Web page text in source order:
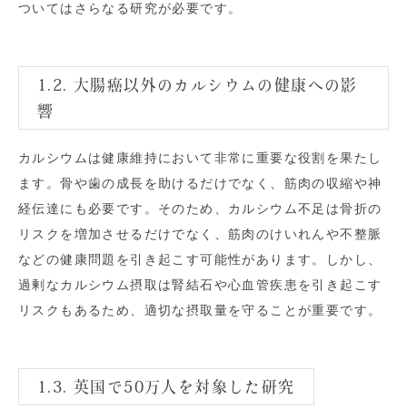
ついてはさらなる研究が必要です。
1.2. 大腸癌以外のカルシウムの健康への影
響
カルシウムは健康維持において非常に重要な役割を果たし
ます。骨や歯の成長を助けるだけでなく、筋肉の収縮や神
経伝達にも必要です。そのため、カルシウム不足は骨折の
リスクを増加させるだけでなく、筋肉のけいれんや不整脈
などの健康問題を引き起こす可能性があります。しかし、
過剰なカルシウム摂取は腎結石や心血管疾患を引き起こす
リスクもあるため、適切な摂取量を守ることが重要です。
1.3. 英国で50万人を対象した研究